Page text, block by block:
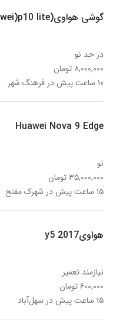
گوشی هواوی(Huawei)p10 lite
در حد نو
۸,۰۰۰,۰۰۰ تومان
۱۰ ساعت پیش در فرهنگ شهر
Huawei Nova 9 Edge
نو
۳۵,۰۰۰,۰۰۰ تومان
۱۵ ساعت پیش در شهرک مفتح
هواویy5 2017
نیازمند تعمیر
۶۰۰,۰۰۰ تومان
۱۵ ساعت پیش در سهل‌آباد